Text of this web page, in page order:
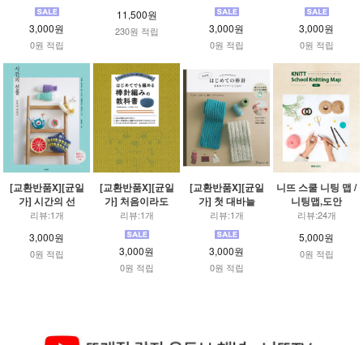
3,000원
0원 적립
11,500원
230원 적립 3,000원
0원 적립
3,000원
0원 적립
[교환반품X][균일
가] 시간의 선
리뷰:1개
3,000원
0원 적립
[교환반품X][균일
가] 처음이라도
리뷰:1개
3,000원
0원 적립
[교환반품X][균일
가] 첫 대바늘
리뷰:1개
3,000원
0원 적립
니뜨 스쿨 니팅 맵 /
니팅맵,도안
리뷰:24개
5,000원
0원 적립